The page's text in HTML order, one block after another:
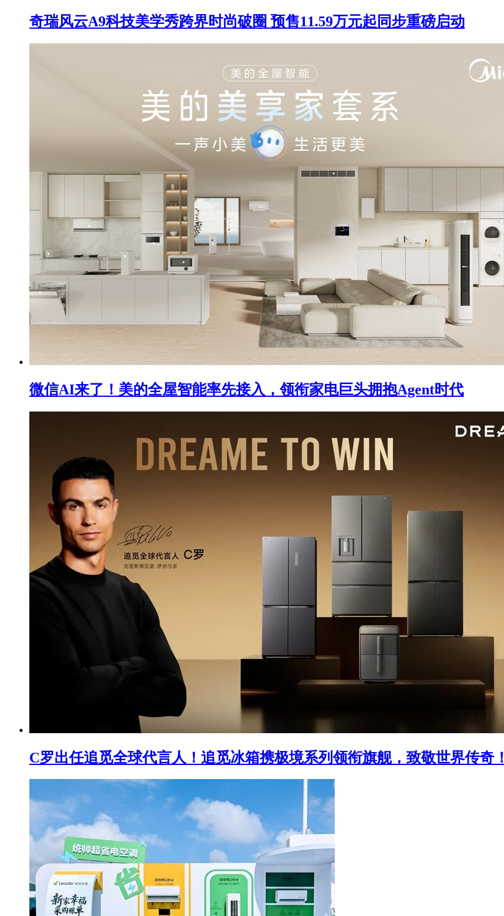
奇瑞风云A9科技美学秀跨界时尚破圈 预售11.59万元起同步重磅启动
微信AI来了！美的全屋智能率先接入，领衔家电巨头拥抱Agent时代
C罗出任追觅全球代言人！追觅冰箱携极境系列领衔旗舰，致敬世界传奇！